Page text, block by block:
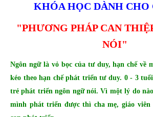
KHÓA HỌC DÀNH CHO
"PHƯƠNG PHÁP CAN
NÓI"
Ngôn ngữ là vỏ bọc của tư duy, hạn chế về
kéo theo hạn chế phát triển tư duy. 0 - 3
trẻ phát triển ngôn ngữ nói. Vì một lý do
mình phát triển được thì cha mẹ, giáo